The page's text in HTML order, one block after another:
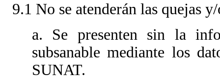
9.1 No se atenderán las quejas
a. Se presenten sin la
subsanable mediante los
SUNAT.